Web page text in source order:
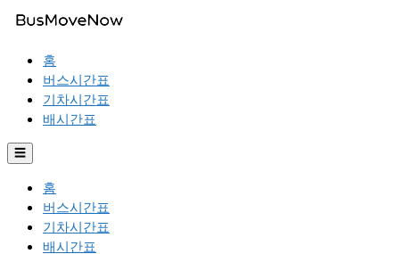
홈
버스시간표
기차시간표
배시간표
☰
홈
버스시간표
기차시간표
배시간표